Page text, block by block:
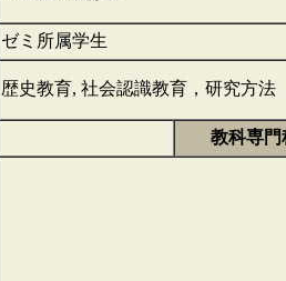
ゼミ所属学生
歴史教育, 社会認識教育，研究方法
教科専門